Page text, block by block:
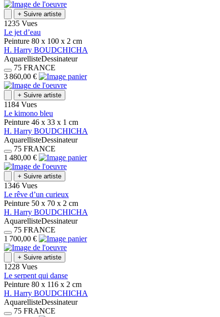
+ Suivre artiste
1235 Vues
Le jet d’eau
Peinture 80 x 100 x 2 cm
H. Harry BOUDCHICHA
AquarellisteDessinateur
75 FRANCE
3 860,00 €
+ Suivre artiste
1184 Vues
Le kimono bleu
Peinture 46 x 33 x 1 cm
H. Harry BOUDCHICHA
AquarellisteDessinateur
75 FRANCE
1 480,00 €
+ Suivre artiste
1346 Vues
Le rêve d’un curieux
Peinture 50 x 70 x 2 cm
H. Harry BOUDCHICHA
AquarellisteDessinateur
75 FRANCE
1 700,00 €
+ Suivre artiste
1228 Vues
Le serpent qui danse
Peinture 80 x 116 x 2 cm
H. Harry BOUDCHICHA
AquarellisteDessinateur
75 FRANCE